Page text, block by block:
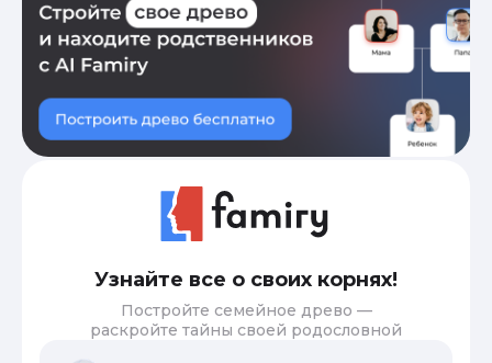
Узнайте все о своих корнях!
Постройте семейное древо —
раскройте тайны своей родословной